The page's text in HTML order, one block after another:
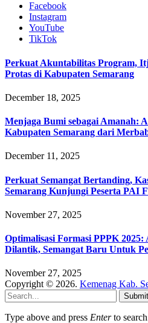
Facebook
Instagram
YouTube
TikTok
Perkuat Akuntabilitas Program,
Protas di Kabupaten Semarang
December 18, 2025
Menjaga Bumi sebagai Amanah:
Kabupaten Semarang dari
December 11, 2025
Perkuat Semangat Bertanding,
Semarang Kunjungi Peserta PAI
November 27, 2025
Optimalisasi Formasi PPPK 2025:
Dilantik, Semangat Baru Untuk
November 27, 2025
Copyright © 2026. Kemenag Kab.
Submit
Type above and press Enterto